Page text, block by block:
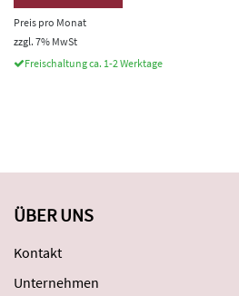
Preis pro Monat
zzgl. 7% MwSt
Freischaltung ca. 1-2 Werktage
ÜBER UNS
Kontakt
Unternehmen